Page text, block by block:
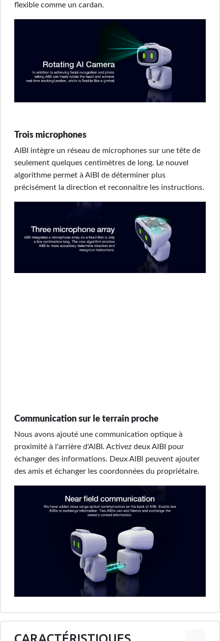
flexible comme un cardan.
Trois microphones
AIBI intègre un réseau de microphones sur une tête de
seulement quelques centimètres de long. Le nouvel
algorithme permet à AlBI de déterminer plus
précisément la direction et reconnaître les instructions.
Communication sur le terrain proche
Nous avons ajouté une communication optique à
proximité à l'arrière d'AlBI. Activez deux AlBI pour
échanger des informations. Deux AlBl peuvent ajouter
des amis et échanger les coordonnées du propriétaire.